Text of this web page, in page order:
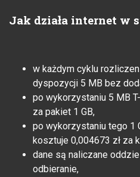
Jak działa internet w
w każdym cyklu
dyspozycji 5 MB bez
po wykorzystaniu 5 MB
za pakiet 1 GB,
po wykorzystaniu tego 1
kosztuje 0,004673 zł za
dane są naliczane
odbieranie,